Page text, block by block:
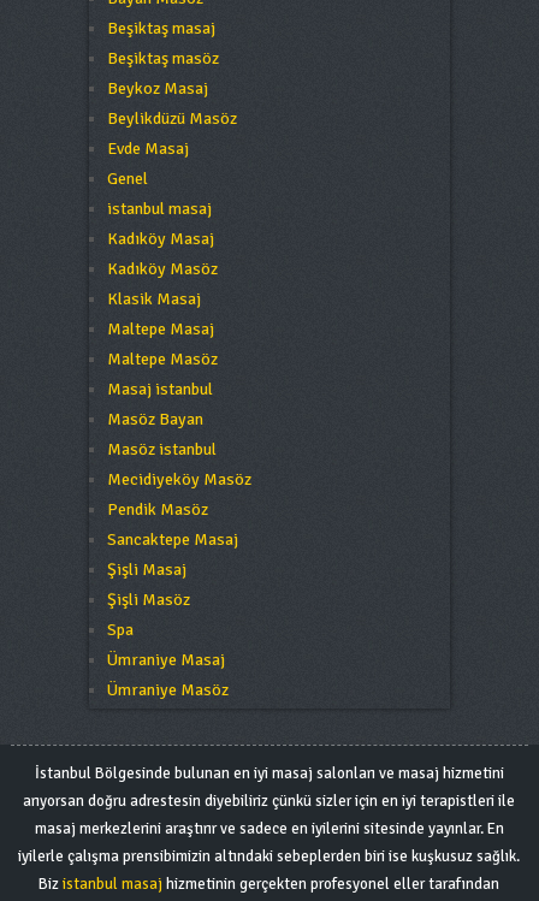
Beşiktaş masaj
Beşiktaş masöz
Beykoz Masaj
Beylikdüzü Masöz
Evde Masaj
Genel
istanbul masaj
Kadıköy Masaj
Kadıköy Masöz
Klasik Masaj
Maltepe Masaj
Maltepe Masöz
Masaj istanbul
Masöz Bayan
Masöz istanbul
Mecidiyeköy Masöz
Pendik Masöz
Sancaktepe Masaj
Şişli Masaj
Şişli Masöz
Spa
Ümraniye Masaj
Ümraniye Masöz
İstanbul Bölgesinde bulunan en iyi masaj salonları ve masaj hizmetini
arıyorsan doğru adrestesin diyebiliriz çünkü sizler için en iyi terapistleri ile
masaj merkezlerini araştırır ve sadece en iyilerini sitesinde yayınlar. En
iyilerle çalışma prensibimizin altındaki sebeplerden biri ise kuşkusuz sağlık.
Bizistanbul masaj hizmetinin gerçekten profesyonel eller tarafından